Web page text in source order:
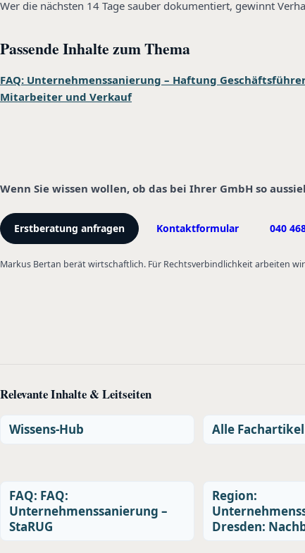
Wer die nächsten 14 Tage sauber dokumentiert, gewinnt
Passende Inhalte zum Thema
FAQ: Unternehmenssanierung – Haftung
Mitarbeiter und Verkauf
Wenn Sie wissen wollen, ob das bei Ihrer GmbH so
Erstberatung anfragen Kontaktformular 040
Markus Bertan berät wirtschaftlich. Für Rechtsverbindlichkeit arbeiten
Relevante Inhalte & Leitseiten
Wissens-Hub Alle Fachartikel
FAQ: FAQ:
Unternehmenssanierung –
StaRUG
Region:
Dresden: